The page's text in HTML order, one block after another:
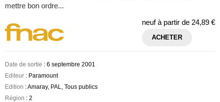
mettre bon ordre...
neuf à partir de 24,89 €
ACHETER
Date de sortie : 6 septembre 2001
Editeur : Paramount
Edition : Amaray, PAL, Tous publics
Région : 2